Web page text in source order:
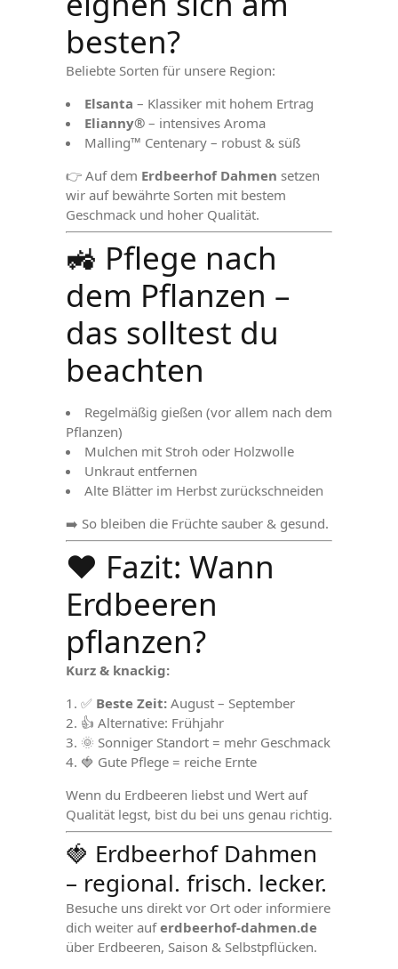
besten?
Beliebte Sorten für unsere Region:
Elsanta – Klassiker mit hohem Ertrag
Elianny® – intensives Aroma
Malling™ Centenary – robust & süß
👉 Auf dem Erdbeerhof Dahmen setzen
wir auf bewährte Sorten mit bestem
Geschmack und hoher Qualität.
🚜 Pflege nach
dem Pflanzen –
das solltest du
beachten
Regelmäßig gießen (vor allem nach dem
Pflanzen)
Mulchen mit Stroh oder Holzwolle
Unkraut entfernen
Alte Blätter im Herbst zurückschneiden
➡️ So bleiben die Früchte sauber & gesund.
❤️ Fazit: Wann
Erdbeeren
pflanzen?
Kurz & knackig:
✅ Beste Zeit: August – September
👍 Alternative: Frühjahr
🌞 Sonniger Standort = mehr Geschmack
🍓 Gute Pflege = reiche Ernte
Wenn du Erdbeeren liebst und Wert auf
Qualität legst, bist du bei uns genau richtig.
🍓 Erdbeerhof Dahmen
– regional. frisch. lecker.
Besuche uns direkt vor Ort oder informiere
dich weiter auferdbeerhof-dahmen.de
über Erdbeeren, Saison & Selbstpflücken.